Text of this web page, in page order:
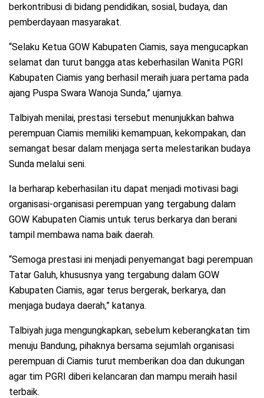
berkontribusi di bidang pendidikan, sosial, budaya, dan
pemberdayaan masyarakat.
“Selaku Ketua GOW Kabupaten Ciamis, saya mengucapkan
selamat dan turut bangga atas keberhasilan Wanita PGRI
Kabupaten Ciamis yang berhasil meraih juara pertama pada
ajang Puspa Swara Wanoja Sunda,” ujarnya.
Talbiyah menilai, prestasi tersebut menunjukkan bahwa
perempuan Ciamis memiliki kemampuan, kekompakan, dan
semangat besar dalam menjaga serta melestarikan budaya
Sunda melalui seni.
Ia berharap keberhasilan itu dapat menjadi motivasi bagi
organisasi-organisasi perempuan yang tergabung dalam
GOW Kabupaten Ciamis untuk terus berkarya dan berani
tampil membawa nama baik daerah.
“Semoga prestasi ini menjadi penyemangat bagi perempuan
Tatar Galuh, khususnya yang tergabung dalam GOW
Kabupaten Ciamis, agar terus bergerak, berkarya, dan
menjaga budaya daerah,” katanya.
Talbiyah juga mengungkapkan, sebelum keberangkatan tim
menuju Bandung, pihaknya bersama sejumlah organisasi
perempuan di Ciamis turut memberikan doa dan dukungan
agar tim PGRI diberi kelancaran dan mampu meraih hasil
terbaik.